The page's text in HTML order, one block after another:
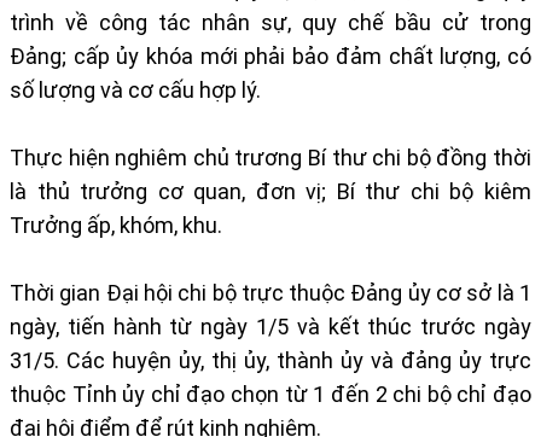
trình về công tác nhân sự, quy chế bầu cử trong
Đảng; cấp ủy khóa mới phải bảo đảm chất lượng, có
số lượng và cơ cấu hợp lý.
Thực hiện nghiêm chủ trương Bí thư chi bộ đồng thời
là thủ trưởng cơ quan, đơn vị; Bí thư chi bộ kiêm
Trưởng ấp, khóm, khu.
Thời gian Đại hội chi bộ trực thuộc Đảng ủy cơ sở là 1
ngày, tiến hành từ ngày 1/5 và kết thúc trước ngày
31/5. Các huyện ủy, thị ủy, thành ủy và đảng ủy trực
thuộc Tỉnh ủy chỉ đạo chọn từ 1 đến 2 chi bộ chỉ đạo
đại hội điểm để rút kinh nghiệm.